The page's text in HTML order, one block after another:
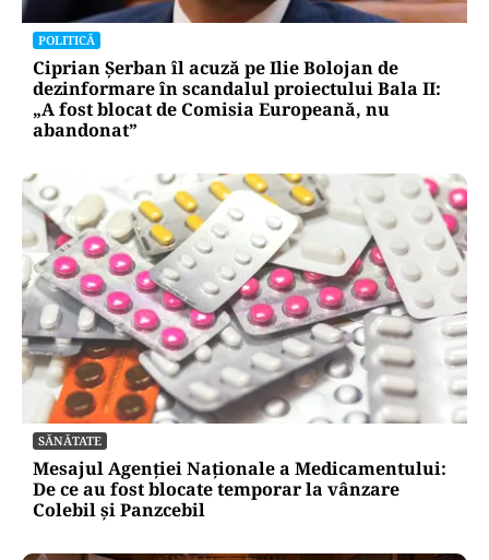
POLITICĂ
Ciprian Șerban îl acuză pe Ilie Bolojan de
dezinformare în scandalul proiectului Bala II:
„A fost blocat de Comisia Europeană, nu
abandonat”
SĂNĂTATE
Mesajul Agenției Naționale a Medicamentului:
De ce au fost blocate temporar la vânzare
Colebil și Panzcebil